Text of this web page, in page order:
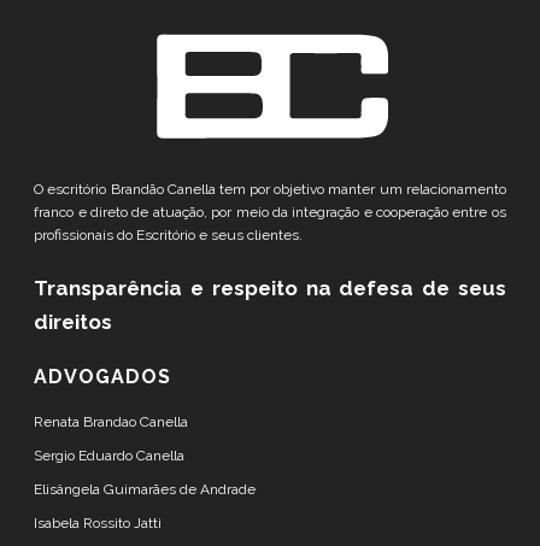
O escritório Brandão Canella tem por objetivo manter um relacionamento
franco e direto de atuação, por meio da integração e cooperação entre os
profissionais do Escritório e seus clientes.
Transparência e respeito na defesa de seus
direitos
ADVOGADOS
Renata Brandao Canella
Sergio Eduardo Canella
Elisângela Guimarães de Andrade
Isabela Rossito Jatti